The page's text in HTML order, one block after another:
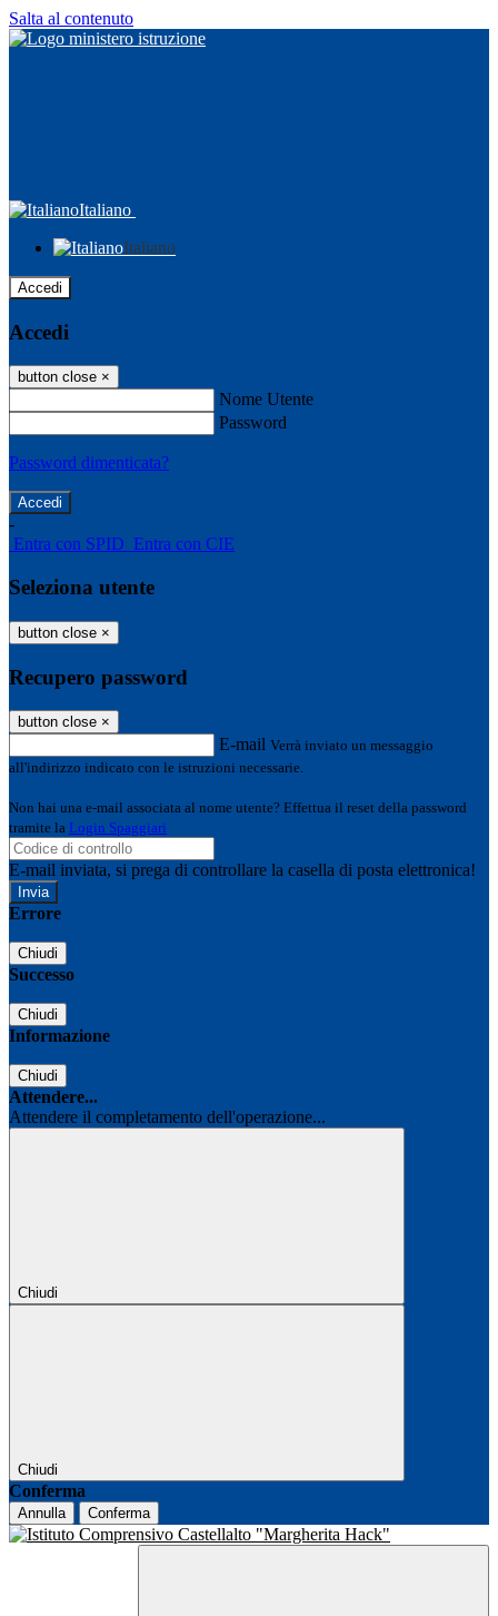
Salta al contenuto
Italiano
Italiano
Accedi
Accedi
button close ×
Nome Utente
Password
Password dimenticata?
-
Entra con SPID Entra con CIE
Seleziona utente
button close ×
Recupero password
button close ×
E-mail Verrà inviato un messaggio
all'indirizzo indicato con le istruzioni necessarie.
Non hai una e-mail associata al nome utente? Effettua il reset della password
tramite la Login Spaggiari
E-mail inviata, si prega di controllare la casella di posta elettronica!
Errore
Chiudi
Successo
Chiudi
Informazione
Chiudi
Attendere...
Attendere il completamento dell'operazione...
Chiudi
Chiudi
Conferma
Annulla Conferma